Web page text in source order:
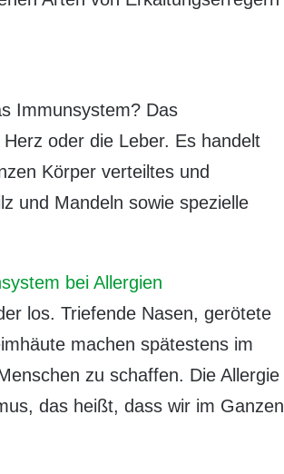
Immunsystem? Das
oder die Leber. Es handelt
Körper verteiltes und
und Mandeln sowie spezielle
bei Allergien
los. Triefende Nasen, gerötete
machen spätestens im
zu schaffen. Die Allergie
das heißt, dass wir im Ganzen